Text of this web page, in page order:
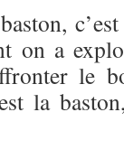
on a
le
la